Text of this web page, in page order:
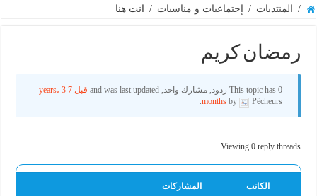
/ المنتديات / إجتماعيات و مناسبات / انت هنا
رمضان كريم
This topic has 0 ردود, مشارك واحد, and was last updated
قبل 7 years، 3
months by Pêcheurs.
Viewing 0 reply threads
الكاتب المشاركات